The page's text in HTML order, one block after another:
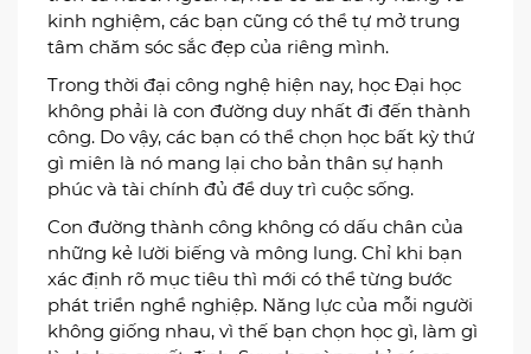
Chăm sóc sắc đẹp là một trong các lĩnh vực được
nhiều bạn trẻ lựa chọn khi học nghề
Làm đẹp luôn là nhu cầu được nhiều người quan
tâm, vì vậy, chăm sóc sắc đẹp là ngành được
nhiều người lựa chọn khi học nghề. Sau khi tốt
nghiệp, các bạn học viên có thể làm việc tại các
thẩm mỹ viện, các trung tâm chăm sóc sắc đẹp
trên cả nước. Ngoài ra, nếu có đã đủ kỹ năng và
kinh nghiệm, các bạn cũng có thể tự mở trung
tâm chăm sóc sắc đẹp của riêng mình.
Trong thời đại công nghệ hiện nay, học Đại học